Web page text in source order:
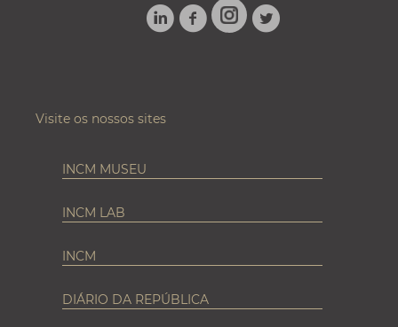
LINKEDINFACEBOOK
INSTAGRAM
TWITTER
Visite os nossos sites
INCM MUSEU
INCM LAB
INCM
DIÁRIO DA REPÚBLICA